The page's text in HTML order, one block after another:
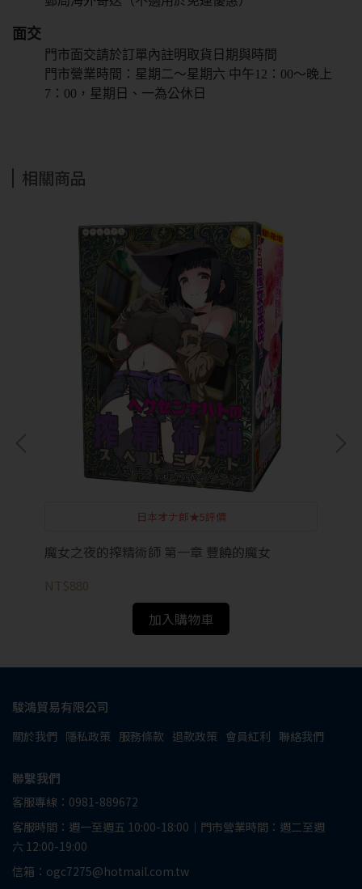
面交
門市面交請於訂單內註明取貨日期與時間
門市營業時間：星期二～星期六 中午12：00～晚上
7：00，星期日、一為公休日
相關商品
日本オナ郎★5評價
魔女之夜的搾精術師 第一章 豐饒的魔女
NT$880
加入購物車
駿鴻貿易有限公司
關於我們 隱私政策 服務條款 退款政策 會員紅利 聯絡我們
聯繫我們
客服專線：0981-889672
客服時間：週一至週五 10:00-18:00｜門市營業時間：週二至週
六 12:00-19:00
信箱：ogc7275@hotmail.com.tw